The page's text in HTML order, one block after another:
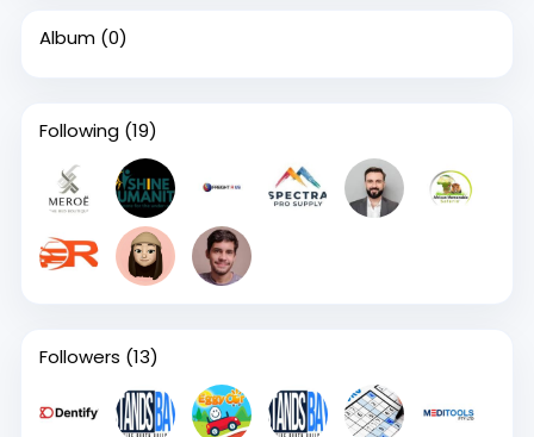
Album (0)
Following (19)
Followers (13)